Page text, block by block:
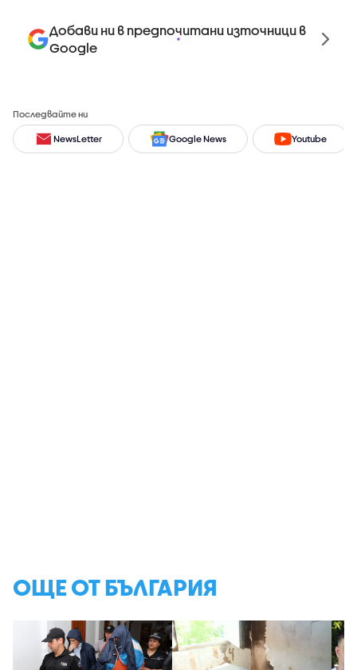
Добави ни в предпочитани източници в
Google
Последвайте ни
NewsLetter Google News Youtube
ОЩЕ ОТ БЪЛГАРИЯ